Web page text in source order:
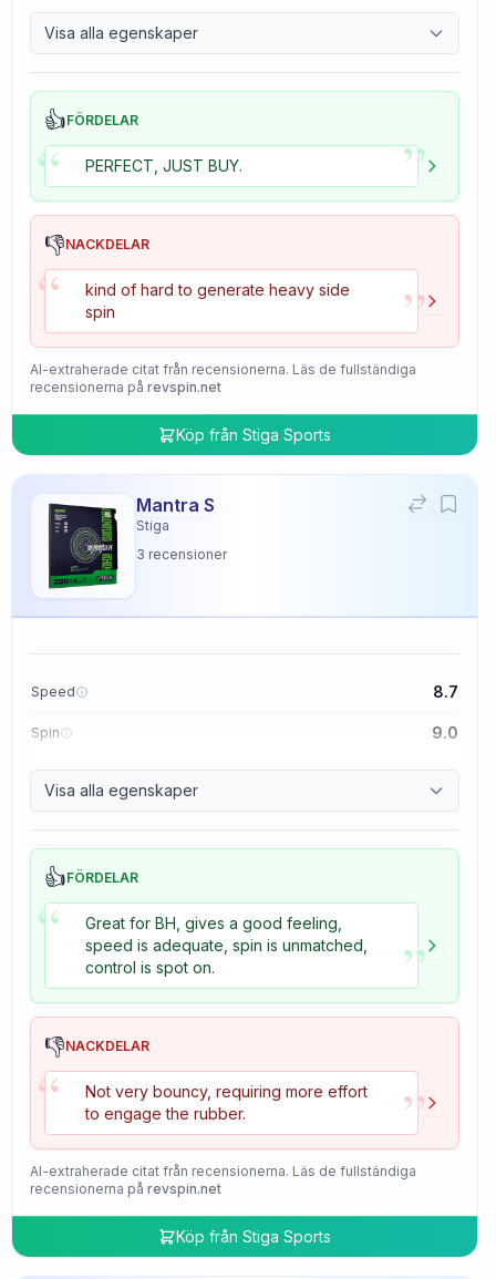
Control 9.7
Tackiness 4.7
Visa alla egenskaper
👍FÖRDELAR
“ PERFECT, JUST BUY. ”
👎NACKDELAR
“
kind of hard to generate heavy side
spin
”
AI-extraherade citat från recensionerna. Läs de fullständiga
recensionerna på revspin.net
Köp från Stiga Sports
Mantra S
Stiga
3 recensioner
Speed 8.7
Spin 9.0
Control 9.1
Tackiness 3.3
Visa alla egenskaper
👍FÖRDELAR
“
Great for BH, gives a good feeling,
speed is adequate, spin is unmatched,
control is spot on.
”
👎NACKDELAR
“
Not very bouncy, requiring more effort
to engage the rubber.
”
AI-extraherade citat från recensionerna. Läs de fullständiga
recensionerna på revspin.net
Köp från Stiga Sports